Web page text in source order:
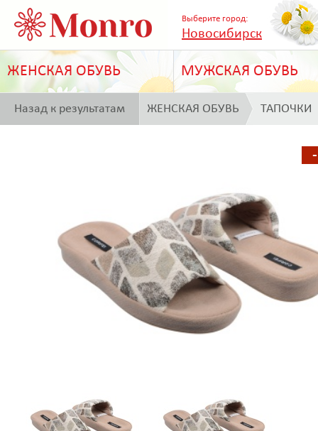
Выберите город:
Новосибирск
ЖЕНСКАЯ ОБУВЬ МУЖСКАЯ ОБУВЬ
Назад к результатам ЖЕНСКАЯ ОБУВЬ ТАПОЧКИ